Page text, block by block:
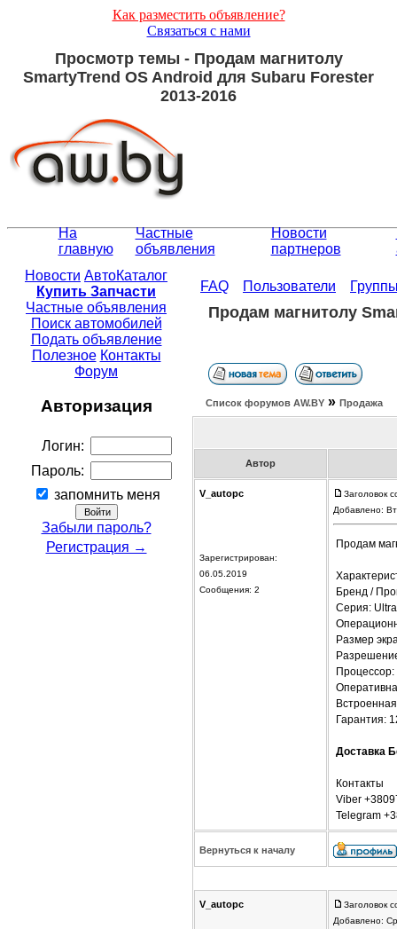
Как разместить объявление?
Связаться с нами
Просмотр темы - Продам магнитолу
SmartyTrend OS Android для Subaru Forester
2013-2016
На
главную
Частные
объявления
Новости
партнеров
Новости АвтоКаталог
Купить Запчасти
Частные объявления
Поиск автомобилей
Подать объявление
Полезное Контакты
Форум
Авторизация
Логин:
Пароль:
запомнить меня
Забыли пароль?
Регистрация →
FAQ Пользователи
Продам магнитолу
Список форумов АW.BY » Продажа
Автор
V_autopc
Зарегистрирован:
06.05.2019
Сообщения: 2
Заголовок
Добавлено:
Продам
Бренд /
Серия:
Размер
Гарантия:
Доставка
Контакты
Viber
Telegram
Вернуться к началу
V_autopc
Заголовок
Добавлено: